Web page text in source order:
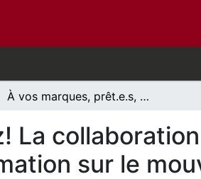
À vos marques, prêt.e.s, bricolez! La collaboration auprès d’enseignant.e.s suivant une formation sur le mouvement Bricoleur
La
sur le